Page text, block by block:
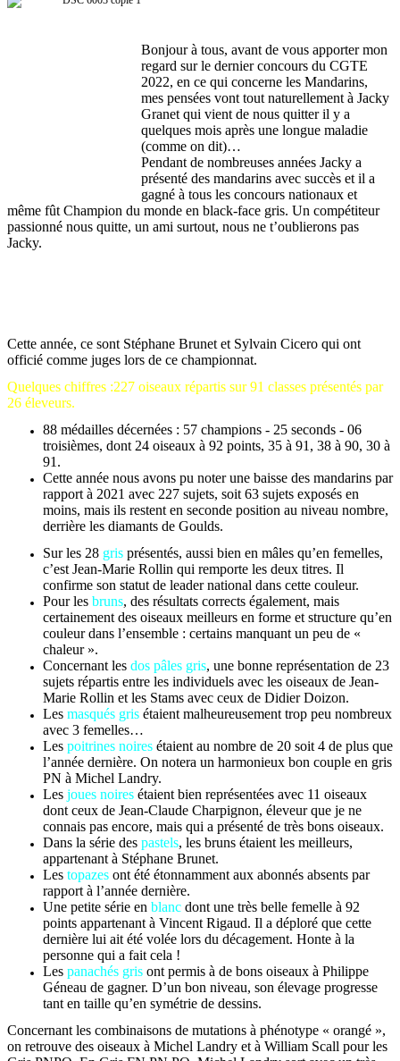
Bonjour à tous, avant de vous apporter mon
regard sur le dernier concours du CGTE
2022, en ce qui concerne les Mandarins,
mes pensées vont tout naturellement à Jacky
Granet qui vient de nous quitter il y a
quelques mois après une longue maladie
(comme on dit)…
Pendant de nombreuses années Jacky a
présenté des mandarins avec succès et il a
gagné à tous les concours nationaux et
même fût Champion du monde en black-face gris. Un compétiteur
passionné nous quitte, un ami surtout, nous ne t’oublierons pas
Jacky.
Cette année, ce sont Stéphane Brunet et Sylvain Cicero qui ont
officié comme juges lors de ce championnat.
Quelques chiffres :227 oiseaux répartis sur 91 classes présentés par
26 éleveurs.
88 médailles décernées : 57 champions - 25 seconds - 06
troisièmes, dont 24 oiseaux à 92 points, 35 à 91, 38 à 90, 30 à
91.
Cette année nous avons pu noter une baisse des mandarins par
rapport à 2021 avec 227 sujets, soit 63 sujets exposés en
moins, mais ils restent en seconde position au niveau nombre,
derrière les diamants de Goulds.
Sur les 28 gris présentés, aussi bien en mâles qu’en femelles,
c’est Jean-Marie Rollin qui remporte les deux titres. Il
confirme son statut de leader national dans cette couleur.
Pour les bruns, des résultats corrects également, mais
certainement des oiseaux meilleurs en forme et structure qu’en
couleur dans l’ensemble : certains manquant un peu de «
chaleur ».
Concernant les dos pâles gris, une bonne représentation de 23
sujets répartis entre les individuels avec les oiseaux de Jean-
Marie Rollin et les Stams avec ceux de Didier Doizon.
Les masqués gris étaient malheureusement trop peu nombreux
avec 3 femelles…
Les poitrines noires étaient au nombre de 20 soit 4 de plus que
l’année dernière. On notera un harmonieux bon couple en gris
PN à Michel Landry.
Les joues noires étaient bien représentées avec 11 oiseaux
dont ceux de Jean-Claude Charpignon, éleveur que je ne
connais pas encore, mais qui a présenté de très bons oiseaux.
Dans la série des pastels, les bruns étaient les meilleurs,
appartenant à Stéphane Brunet.
Les topazes ont été étonnamment aux abonnés absents par
rapport à l’année dernière.
Une petite série en blanc dont une très belle femelle à 92
points appartenant à Vincent Rigaud. Il a déploré que cette
dernière lui ait été volée lors du décagement. Honte à la
personne qui a fait cela !
Les panachés gris ont permis à de bons oiseaux à Philippe
Géneau de gagner. D’un bon niveau, son élevage progresse
tant en taille qu’en symétrie de dessins.
Concernant les combinaisons de mutations à phénotype « orangé »,
on retrouve des oiseaux à Michel Landry et à William Scall pour les